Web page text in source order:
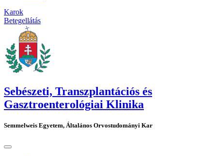
Karok
Betegellátás
Sebészeti, Transzplantációs és
Gasztroenterológiai Klinika
Semmelweis Egyetem, Általános Orvostudományi Kar